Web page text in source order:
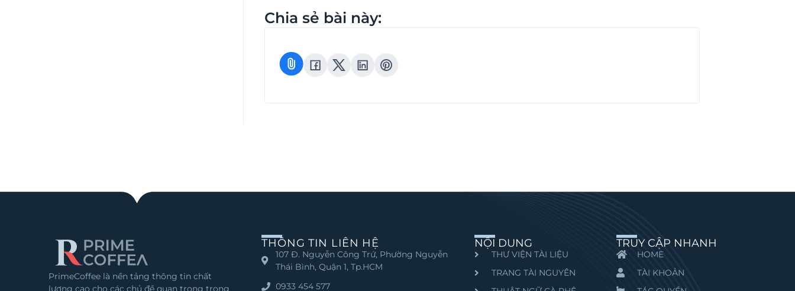
Chia sẻ bài này:
PrimeCoffee là nền tảng thông tin chất
lượng cao cho các chủ đề quan trọng trong
THÔNG TIN LIÊN HỆ
107 Đ. Nguyễn Công Trứ, Phường Nguyễn
Thái Bình, Quận 1, Tp.HCM
0933 454 577
NỘI DUNG
THƯ VIỆN TÀI LIỆU
TRANG TÀI NGUYÊN
TRUY CẬP NHANH
HOME
TÀI KHOẢN